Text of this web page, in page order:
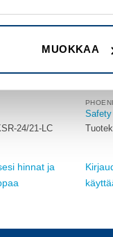
MUOKKAA
24/21-LC
hinnat ja